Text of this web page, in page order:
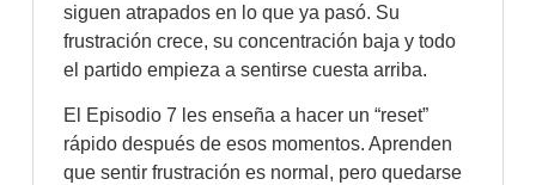
siguen atrapados en lo que ya pasó. Su
frustración crece, su concentración baja y todo
el partido empieza a sentirse cuesta arriba.
El Episodio 7 les enseña a hacer un “reset”
rápido después de esos momentos. Aprenden
que sentir frustración es normal, pero quedarse